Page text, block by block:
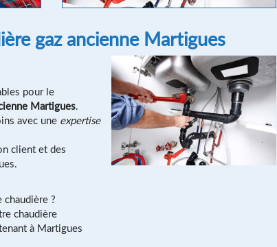
gaz ancienne Martigues
pour le
Martigues.
avec une expertise
client et des
?
chaudière
à Martigues